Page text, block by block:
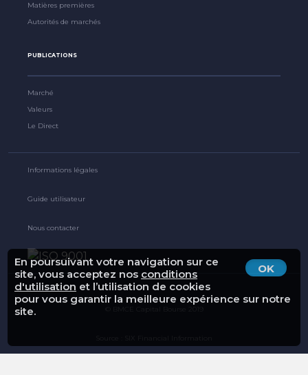
OK
En poursuivant votre navigation sur ce
site, vous acceptez nos conditions
d'utilisation et l’utilisation de cookies
pour vous garantir la meilleure expérience sur notre
site.
Matières premières
Autorités de marchés
PUBLICATIONS
Marché
Valeurs
Le Direct
Informations légales
Guide utilisateur
Nous contacter